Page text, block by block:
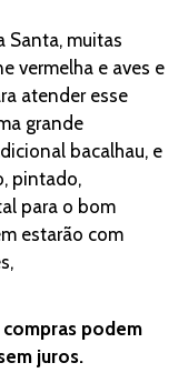
Santa, muitas
vermelha e aves e
atender esse
grande
bacalhau, e
pintado,
para o bom
estarão com
compras podem
juros.